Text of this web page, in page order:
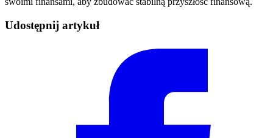
Udostępnij artykuł